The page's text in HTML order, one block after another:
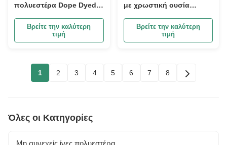
πολυεστέρα Dope Dyed
Αντοχής
Βρείτε την καλύτερη
τιμή
με χρωστική ουσία
38mmΒρείτε την καλύτερη
τιμή
1 2 3 4 5 6 7 8
Όλες οι Κατηγορίες
Μη συνεχείς ίνες πολυεστέρα